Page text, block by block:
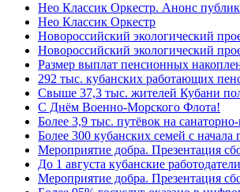
Нео Классик Оркестр. Анонс
Нео Классик Оркестр
Новороссийский экологический
Новороссийский экологический
Размер выплат пенсионных
292 тыс. кубанских работающих
Свыше 37,3 тыс. жителей Кубани
C Днём Военно-Морского Флота!
Более 3,9 тыс. путёвок на
Более 300 кубанских семей с начала
Мероприятие добра. Презентация
До 1 августа кубанские
Мероприятие добра. Презентация